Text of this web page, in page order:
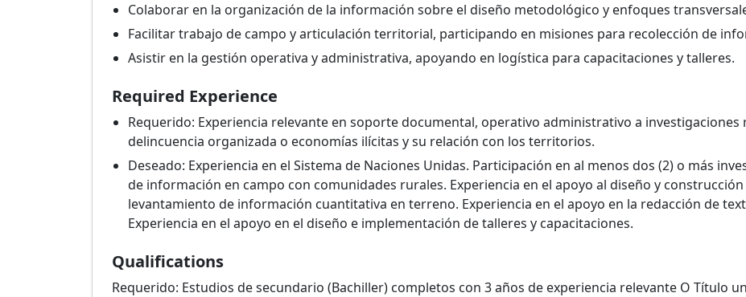
Colaborar en la organización de la información sobre el diseño metodológico y enfoques
Facilitar trabajo de campo y articulación territorial, participando en misiones para recolección de
Asistir en la gestión operativa y administrativa, apoyando en logística para capacitaciones y talleres.
Required Experience
Requerido: Experiencia relevante en soporte documental, operativo administrativo a investigaciones
delincuencia organizada o economías ilícitas y su relación con los territorios.
Deseado: Experiencia en el Sistema de Naciones Unidas. Participación en al menos dos (2) o más
de información en campo con comunidades rurales. Experiencia en el apoyo al diseño y
levantamiento de información cuantitativa en terreno. Experiencia en el apoyo en la redacción de
Experiencia en el apoyo en el diseño e implementación de talleres y capacitaciones.
Qualifications
Requerido: Estudios de secundario (Bachiller) completos con 3 años de experiencia relevante O Título